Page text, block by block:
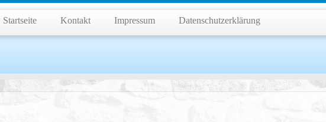
Startseite Kontakt Impressum Datenschutzerklärung